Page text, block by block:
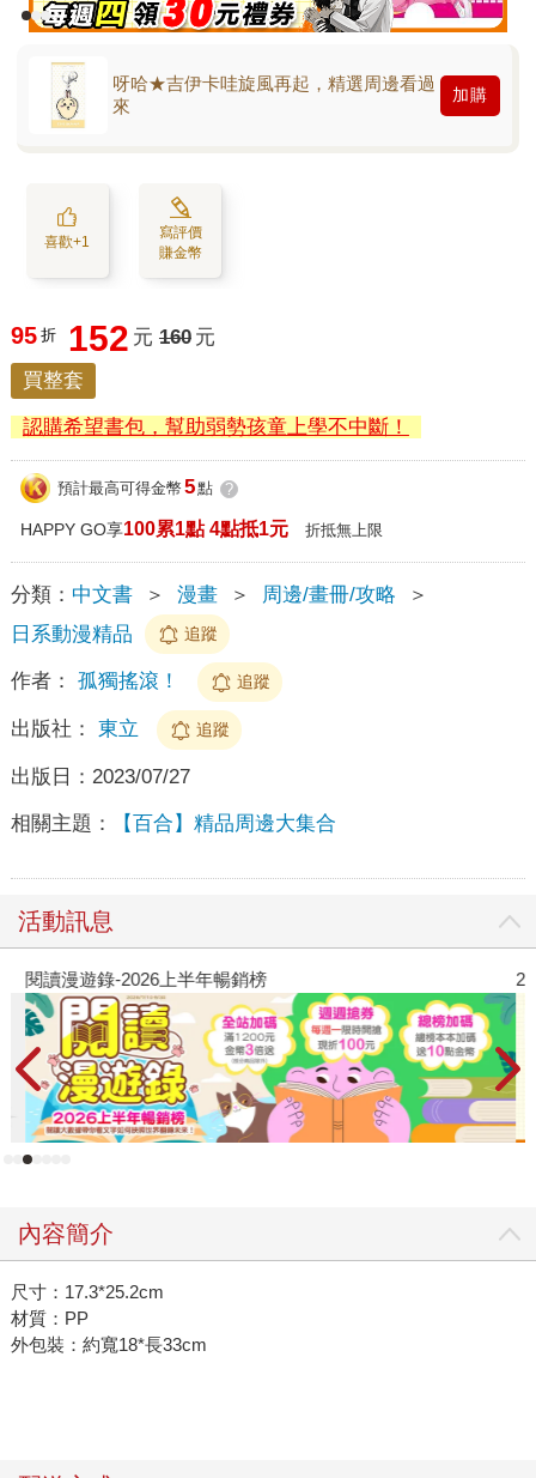
呀哈★吉伊卡哇旋風再起，精選周邊看過
來
加購
喜歡+1
寫評價
賺金幣
95 折 152 元 160 元
買整套
認購希望書包，幫助弱勢孩童上學不中斷！
預計最高可得金幣 5點 ?
HAPPY GO享100累1點 4點抵1元 折抵無上限
分類： 中文書 ＞ 漫畫 ＞ 周邊/畫冊/攻略
＞
日系動漫精品
追蹤
作者： 孤獨搖滾！ 追蹤
出版社： 東立 追蹤
出版日： 2023/07/27
相關主題： 【百合】精品周邊大集合
活動訊息
閱讀漫遊錄-2026上半年暢銷榜
內容簡介
尺寸：17.3*25.2cm
材質：PP
外包裝：約寬18*長33cm